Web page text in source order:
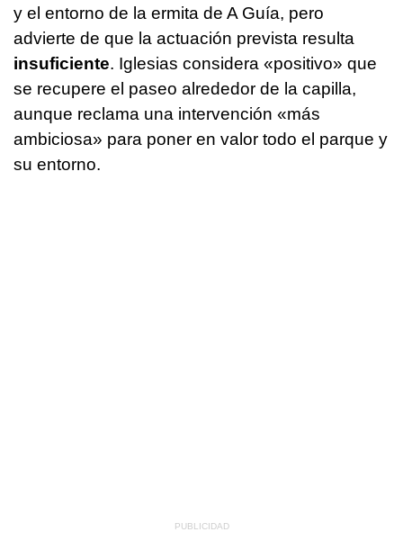
y el entorno de la ermita de A Guía, pero
advierte de que la actuación prevista resulta
insuficiente. Iglesias considera «positivo» que
se recupere el paseo alrededor de la capilla,
aunque reclama una intervención «más
ambiciosa» para poner en valor todo el parque y
su entorno.